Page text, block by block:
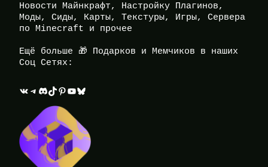
Новости Майнкрафт, Настройку Плагинов,
Моды, Сиды, Карты, Текстуры, Игры, Сервера
по Minecraft и прочее
Ещё больше 🎁 Подарков и Мемчиков в наших
Соц Сетях:
ВКонтакте Telegram Discord TikTok Pinterest YouTube Bluesky